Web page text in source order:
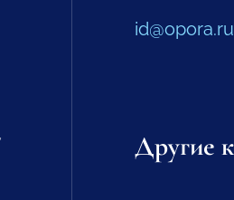
id@opora.ru
Другие